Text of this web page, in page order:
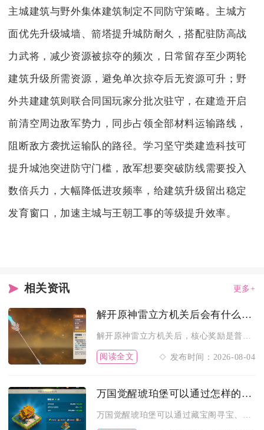
主城建筑与野外集体建筑制定不同防守策略。主城方
面优先升级城墙、箭塔提升城防耐久，搭配驻防高战
力武将，减少资源被掠夺的频次，日常留存至少两轮
建筑升级所需资源，避免单次掠夺后无资源可升；野
外共建建筑则联合同国玩家分批次驻守，在建造开启
前清空周边敌军势力，同步占领全部材料运输路线，
阻断敌方袭扰运输队的路径。学习坚守类建造科技可
提升城池突进防守门槛，敌军想要突破防线需要投入
数倍兵力，大幅降低进攻频率，给建筑升级留出稳定
发育窗口，加速主城与王朝工事的等级提升效率。
相关资讯 更多+
解开原神雷立方机关后会有什么奖励
阅读全文 发布时间：2026-08-04
万国觉醒琥珀堡可以通过怎样的途径获得